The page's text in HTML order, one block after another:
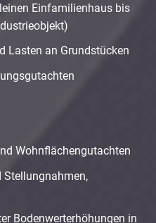
Einfamilienhaus bis
Lasten an Grundstücken
Wohnflächengutachten
Stellungnahmen,
Bodenwerterhöhungen in